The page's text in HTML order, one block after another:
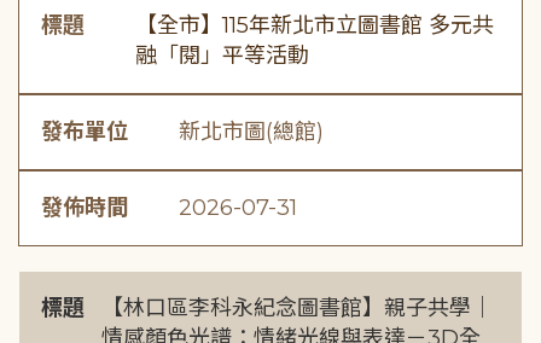
標題
【全市】115年新北市立圖書館 多元共
融「閱」平等活動
發布單位 新北市圖(總館)
發佈時間 2026-07-31
標題
【林口區李科永紀念圖書館】親子共學｜